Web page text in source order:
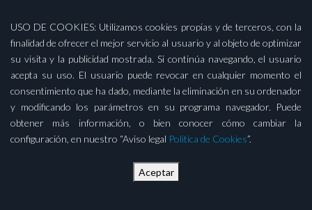
USO DE COOKIES: Utilizamos cookies propias y de terceros, con la
finalidad de ofrecer el mejor servicio al usuario y al objeto de optimizar
su visita y la publicidad mostrada. Si continúa navegando, el usuario
acepta su uso. El usuario puede revocar en cualquier momento el
consentimiento que ha dado, mediante la eliminación en su ordenador
y modificando los parámetros en su programa navegador. Puede
obtener más información, o bien conocer cómo cambiar la
configuración, en nuestro “Aviso legal Politica de Cookies”.
Aceptar